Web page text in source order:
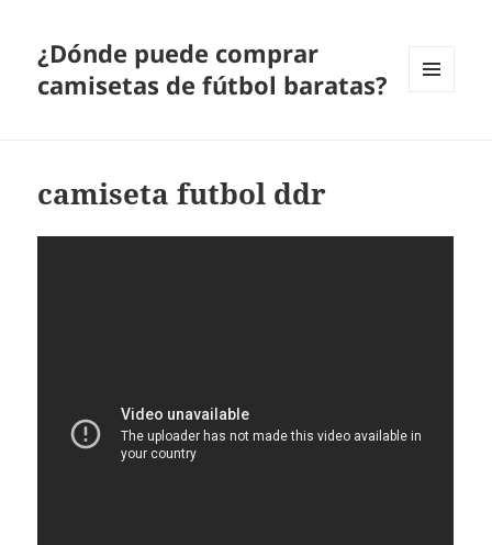
¿Dónde puede comprar
camisetas de fútbol baratas?
camiseta futbol ddr